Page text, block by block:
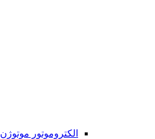
الکتروموتور موتوژن